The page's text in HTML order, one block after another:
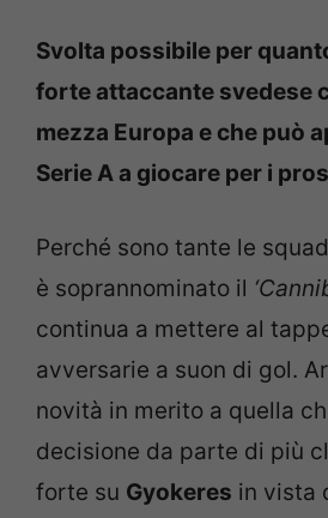
Svolta possibile per
forte attaccante svedese
mezza Europa e che può
Serie A a giocare per i
Perché sono tante le
è soprannominato il
continua a mettere al
avversarie a suon di gol.
novità in merito a quella
decisione da parte di più
forte su Gyokeres in vista